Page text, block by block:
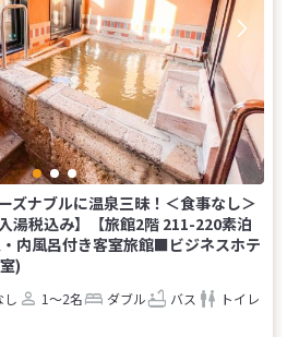
ズナブルに温泉三昧！＜食事なし＞
湯税込み】【旅館2階 211-220素泊
内風呂付き客室旅館■ビジネスホテ
)
し 1～2名 ダブル バス
トイレ